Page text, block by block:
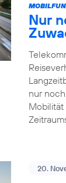
Nur
nur
Mobilität
20.